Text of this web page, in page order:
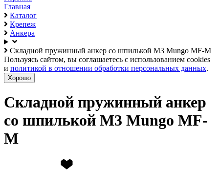
Главная
Каталог
Крепеж
Анкера
Складной пружинный анкер со шпилькой М3 Mungo MF-M
Пользуясь сайтом, вы соглашаетесь с использованием cookies
и политикой в отношении обработки персональных данных.
Хорошо
Складной пружинный анкер
со шпилькой М3 Mungo MF-
M